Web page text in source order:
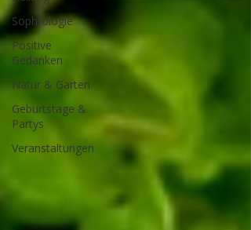
Sophrologie
Positive
Gedanken
Natur & Garten
Geburtstage &
Partys
Veranstaltungen